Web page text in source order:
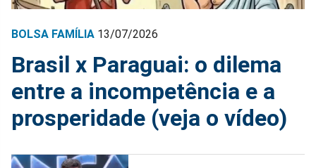
BOLSA FAMÍLIA 13/07/2026
Brasil x Paraguai: o dilema
entre a incompetência e a
prosperidade (veja o vídeo)